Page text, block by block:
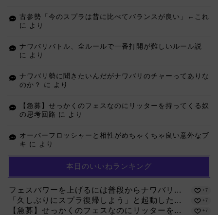
古参勢「今のスプラは昔に比べてバランスが良い」←これ
に
より
ナワバリバトル、全ルールで一番打開が難しいルール説
に
より
ナワバリ勢に聞きたいんだがナワバリのチャーってありな
のか？
に より
【急募】せっかくのフェスなのにリッターを持ってくる奴
の思考回路 に より
オーバーフロッシャーと相性がめちゃくちゃ良い意外なブ
キ に より
本日のいいねランキング
フェスパワーを上げるには普段からナワバリ... +7
「久しぶりにスプラ復帰しよう」と起動した... +7
【急募】せっかくのフェスなのにリッターを... +7